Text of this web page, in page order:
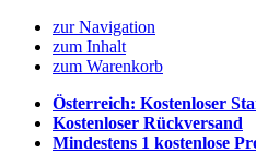
zur Navigation
zum Inhalt
zum Warenkorb
Österreich: Kostenloser
Kostenloser Rückversand
Mindestens 1 kostenlose